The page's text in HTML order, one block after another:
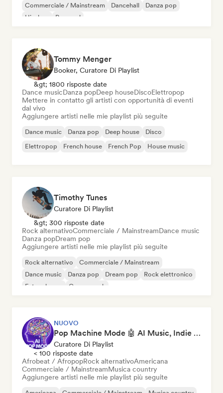
Commerciale / Mainstream
Dancehall
Danza pop
Hip-hop
Pop soul
Tommy Menger
Booker, Curatore Di Playlist
&gt; 1800 risposte date
Dance musicDanza popDeep houseDiscoElettropop
Mettere in contatto gli artisti con opportunità di eventi
dal vivo
Aggiungere artisti nelle mie playlist più seguite
Dance music Danza pop Deep house
Disco
Elettropop
French house French Pop House music
Timothy Tunes
Curatore Di Playlist
&gt; 300 risposte date
Rock alternativoCommerciale / MainstreamDance music
Danza popDream pop
Aggiungere artisti nelle mie playlist più seguite
Rock alternativo
Commerciale / Mainstream
Dance music
Danza pop Dream pop
Rock elettronico
Future house
Garage rock
NUOVO
Pop Machine Mode 🤖 AI Music, Indie Pop & Dream Pop
Curatore Di Playlist
< 100 risposte date
Afrobeat / AfropopRock alternativoAmericana
Commerciale / MainstreamMusica country
Aggiungere artisti nelle mie playlist più seguite